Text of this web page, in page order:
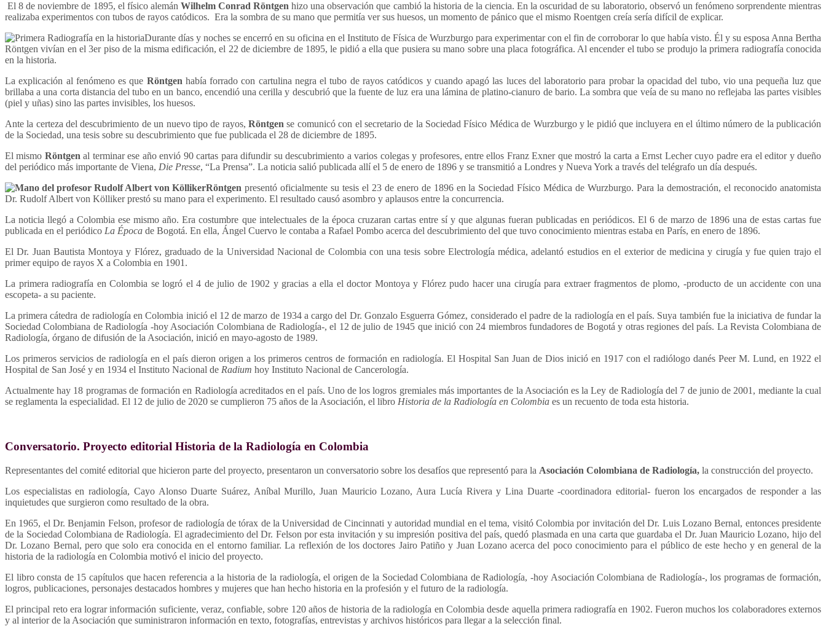
El 8 de noviembre de 1895, el físico alemán Wilhelm Conrad Röntgen hizo una observación que cambió la historia de la ciencia. En la oscuridad de su laboratorio, observó un fenómeno sorprendente mientras
realizaba experimentos con tubos de rayos catódicos. Era la sombra de su mano que permitía ver sus huesos, un momento de pánico que el mismo Roentgen creía sería difícil de explicar.
Durante días y noches se encerró en su oficina en el Instituto de Física de Wurzburgo para experimentar con el fin de corroborar lo que había visto. Él y su esposa Anna Bertha
Röntgen vivían en el 3er piso de la misma edificación, el 22 de diciembre de 1895, le pidió a ella que pusiera su mano sobre una placa fotográfica. Al encender el tubo se produjo la primera radiografía conocida
en la historia.
La explicación al fenómeno es que Röntgen había forrado con cartulina negra el tubo de rayos catódicos y cuando apagó las luces del laboratorio para probar la opacidad del tubo, vio una pequeña luz que
brillaba a una corta distancia del tubo en un banco, encendió una cerilla y descubrió que la fuente de luz era una lámina de platino-cianuro de bario. La sombra que veía de su mano no reflejaba las partes visibles
(piel y uñas) sino las partes invisibles, los huesos.
Ante la certeza del descubrimiento de un nuevo tipo de rayos,Röntgen se comunicó con el secretario de la Sociedad Físico Médica de Wurzburgo y le pidió que incluyera en el último número de la publicación
de la Sociedad, una tesis sobre su descubrimiento que fue publicada el 28 de diciembre de 1895.
El mismo Röntgenal terminar ese año envió 90 cartas para difundir su descubrimiento a varios colegas y profesores, entre ellos Franz Exner que mostró la carta a Ernst Lecher cuyo padre era el editor y dueño
del periódico más importante de Viena, Die Presse, “La Prensa”. La noticia salió publicada allí el 5 de enero de 1896 y se transmitió a Londres y Nueva York a través del telégrafo un día después.
Röntgen presentó oficialmente su tesis el 23 de enero de 1896 en la Sociedad Físico Médica de Wurzburgo. Para la demostración, el reconocido anatomista
Dr. Rudolf Albert von Kölliker prestó su mano para el experimento. El resultado causó asombro y aplausos entre la concurrencia.
La noticia llegó a Colombia ese mismo año. Era costumbre que intelectuales de la época cruzaran cartas entre sí y que algunas fueran publicadas en periódicos. El 6 de marzo de 1896 una de estas cartas fue
publicada en el periódico La Época de Bogotá. En ella, Ángel Cuervo le contaba a Rafael Pombo acerca del descubrimiento del que tuvo conocimiento mientras estaba en París, en enero de 1896.
El Dr. Juan Bautista Montoya y Flórez, graduado de la Universidad Nacional de Colombia con una tesis sobre Electrología médica, adelantó estudios en el exterior de medicina y cirugía y fue quien trajo el
primer equipo de rayos X a Colombia en 1901.
La primera radiografía en Colombia se logró el 4 de julio de 1902 y gracias a ella el doctor Montoya y Flórez pudo hacer una cirugía para extraer fragmentos de plomo, -producto de un accidente con una
escopeta- a su paciente.
La primera cátedra de radiología en Colombia inició el 12 de marzo de 1934 a cargo del Dr. Gonzalo Esguerra Gómez, considerado el padre de la radiología en el país. Suya también fue la iniciativa de fundar la
Sociedad Colombiana de Radiología -hoy Asociación Colombiana de Radiología-, el 12 de julio de 1945 que inició con 24 miembros fundadores de Bogotá y otras regiones del país. La Revista Colombiana de
Radiología, órgano de difusión de la Asociación, inició en mayo-agosto de 1989.
Los primeros servicios de radiología en el país dieron origen a los primeros centros de formación en radiología. El Hospital San Juan de Dios inició en 1917 con el radiólogo danés Peer M. Lund, en 1922 el
Hospital de San José y en 1934 el Instituto Nacional de Radium hoy Instituto Nacional de Cancerología.
Actualmente hay 18 programas de formación en Radiología acreditados en el país. Uno de los logros gremiales más importantes de la Asociación es la Ley de Radiología del 7 de junio de 2001, mediante la cual
se reglamenta la especialidad. El 12 de julio de 2020 se cumplieron 75 años de la Asociación, el libro Historia de la Radiología en Colombia es un recuento de toda esta historia.
Conversatorio. Proyecto editorial Historia de la Radiología en Colombia
Representantes del comité editorial que hicieron parte del proyecto, presentaron un conversatorio sobre los desafíos que representó para la Asociación Colombiana de Radiología, la construcción del proyecto.
Los especialistas en radiología, Cayo Alonso Duarte Suárez, Aníbal Murillo, Juan Mauricio Lozano, Aura Lucía Rivera y Lina Duarte -coordinadora editorial- fueron los encargados de responder a las
inquietudes que surgieron como resultado de la obra.
En 1965, el Dr. Benjamin Felson, profesor de radiología de tórax de la Universidad de Cincinnati y autoridad mundial en el tema, visitó Colombia por invitación del Dr. Luis Lozano Bernal, entonces presidente
de la Sociedad Colombiana de Radiología. El agradecimiento del Dr. Felson por esta invitación y su impresión positiva del país, quedó plasmada en una carta que guardaba el Dr. Juan Mauricio Lozano, hijo del
Dr. Lozano Bernal, pero que solo era conocida en el entorno familiar. La reflexión de los doctores Jairo Patiño y Juan Lozano acerca del poco conocimiento para el público de este hecho y en general de la
historia de la radiología en Colombia motivó el inicio del proyecto.
El libro consta de 15 capítulos que hacen referencia a la historia de la radiología, el origen de la Sociedad Colombiana de Radiología, -hoy Asociación Colombiana de Radiología-, los programas de formación,
logros, publicaciones, personajes destacados hombres y mujeres que han hecho historia en la profesión y el futuro de la radiología.
El principal reto era lograr información suficiente, veraz, confiable, sobre 120 años de historia de la radiología en Colombia desde aquella primera radiografía en 1902. Fueron muchos los colaboradores externos
y al interior de la Asociación que suministraron información en texto, fotografías, entrevistas y archivos históricos para llegar a la selección final.